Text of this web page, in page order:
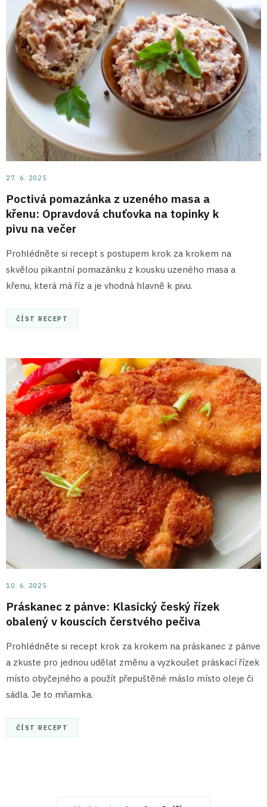
27. 6. 2025
Poctivá pomazánka z uzeného masa a
křenu: Opravdová chuťovka na topinky k
pivu na večer
Prohlédněte si recept s postupem krok za krokem na
skvělou pikantní pomazánku z kousku uzeného masa a
křenu, která má říz a je vhodná hlavně k pivu.
ČÍST RECEPT
10. 6. 2025
Práskanec z pánve: Klasický český řízek
obalený v kouscích čerstvého pečiva
Prohlédněte si recept krok za krokem na práskanec z pánve
a zkuste pro jednou udělat změnu a vyzkoušet práskací řízek
místo obyčejného a použít přepuštěné máslo místo oleje či
sádla. Je to mňamka.
ČÍST RECEPT